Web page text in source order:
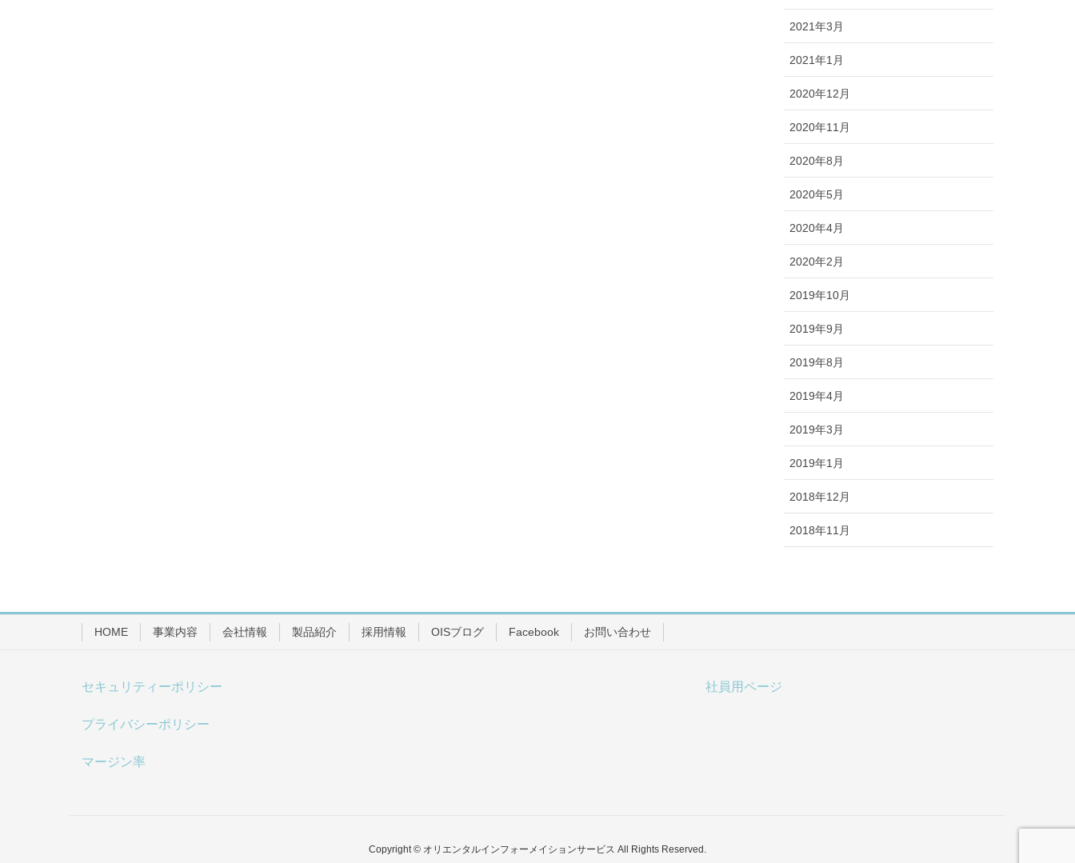
2021年3月
2021年1月
2020年12月
2020年11月
2020年8月
2020年5月
2020年4月
2020年2月
2019年10月
2019年9月
2019年8月
2019年4月
2019年3月
2019年1月
2018年12月
2018年11月
HOME 事業内容 会社情報 製品紹介 採用情報 OISブログ Facebook お問い合わせ
セキュリティーポリシー
プライバシーポリシー
マージン率
社員用ページ
Copyright © オリエンタルインフォーメイションサービス All Rights Reserved.